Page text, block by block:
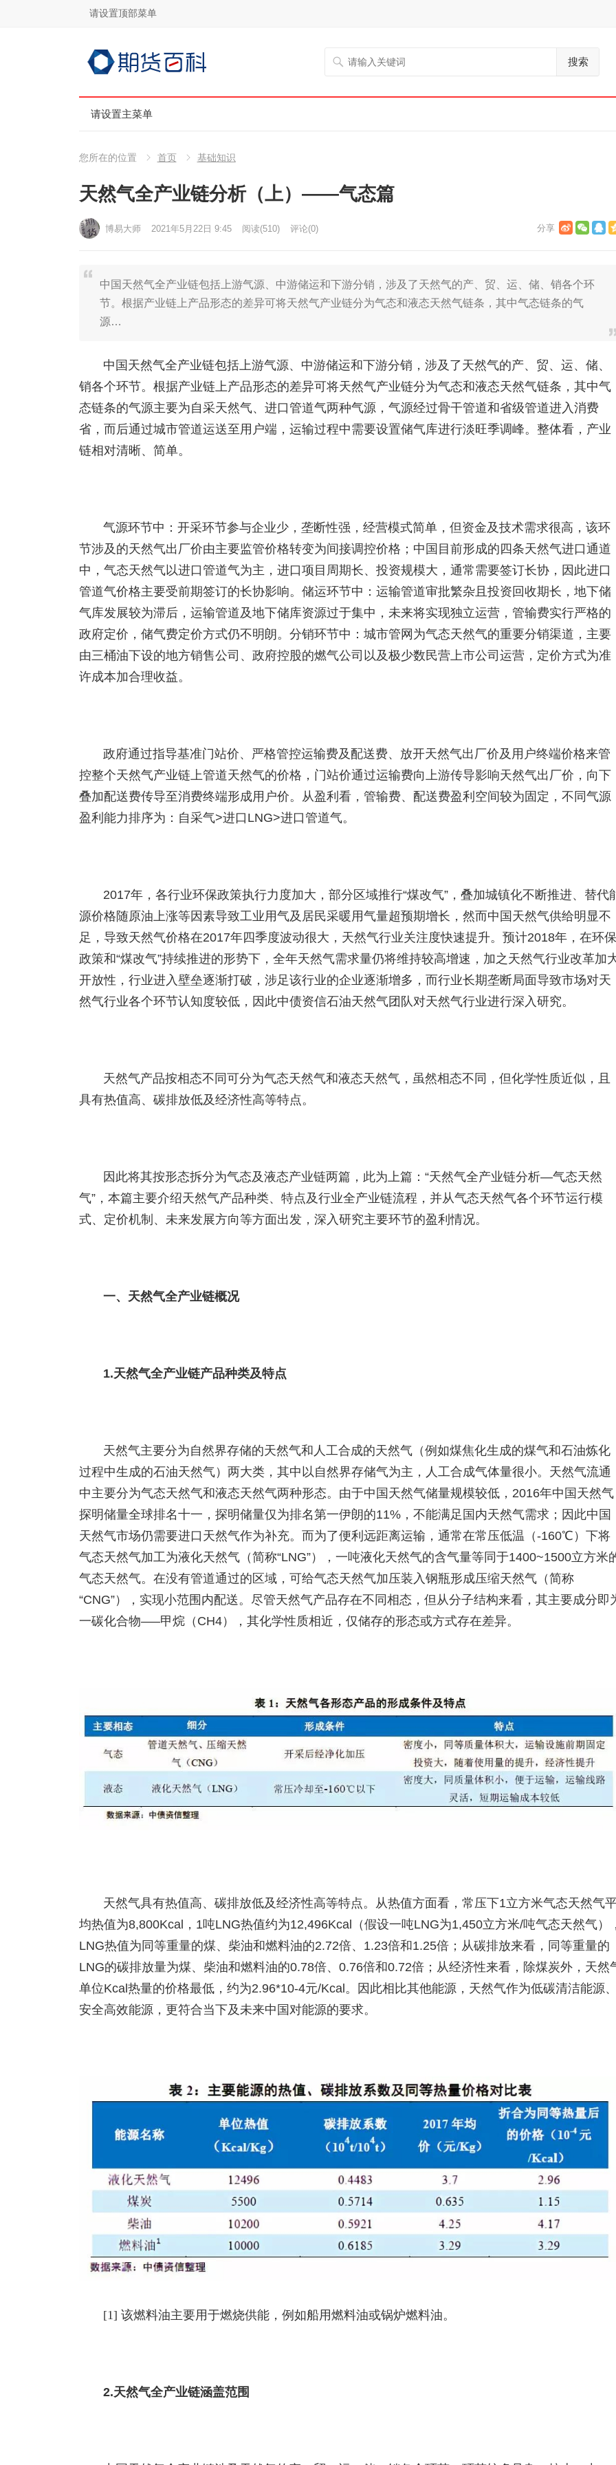
请设置顶部菜单
搜索
请设置主菜单
您所在的位置 首页 基础知识
天然气全产业链分析（上）——气态篇
博易大师 2021年5月22日 9:45 阅读(510) 评论(0)
中国天然气全产业链包括上游气源、中游储运和下游分销，涉及了天然气的产、贸、运、储、销各个环
节。根据产业链上产品形态的差异可将天然气产业链分为气态和液态天然气链条，其中气态链条的气
源…
中国天然气全产业链包括上游气源、中游储运和下游分销，涉及了天然气的产、贸、运、储、
销各个环节。根据产业链上产品形态的差异可将天然气产业链分为气态和液态天然气链条，其中气
态链条的气源主要为自采天然气、进口管道气两种气源，气源经过骨干管道和省级管道进入消费
省，而后通过城市管道运送至用户端，运输过程中需要设置储气库进行淡旺季调峰。整体看，产业
链相对清晰、简单。
气源环节中：开采环节参与企业少，垄断性强，经营模式简单，但资金及技术需求很高，该环
节涉及的天然气出厂价由主要监管价格转变为间接调控价格；中国目前形成的四条天然气进口通道
中，气态天然气以进口管道气为主，进口项目周期长、投资规模大，通常需要签订长协，因此进口
管道气价格主要受前期签订的长协影响。储运环节中：运输管道审批繁杂且投资回收期长，地下储
气库发展较为滞后，运输管道及地下储库资源过于集中，未来将实现独立运营，管输费实行严格的
政府定价，储气费定价方式仍不明朗。分销环节中：城市管网为气态天然气的重要分销渠道，主要
由三桶油下设的地方销售公司、政府控股的燃气公司以及极少数民营上市公司运营，定价方式为准
许成本加合理收益。
政府通过指导基准门站价、严格管控运输费及配送费、放开天然气出厂价及用户终端价格来管
控整个天然气产业链上管道天然气的价格，门站价通过运输费向上游传导影响天然气出厂价，向下
叠加配送费传导至消费终端形成用户价。从盈利看，管输费、配送费盈利空间较为固定，不同气源
盈利能力排序为：自采气>进口LNG>进口管道气。
2017年，各行业环保政策执行力度加大，部分区域推行“煤改气”，叠加城镇化不断推进、替代
源价格随原油上涨等因素导致工业用气及居民采暖用气量超预期增长，然而中国天然气供给明显不
足，导致天然气价格在2017年四季度波动很大，天然气行业关注度快速提升。预计2018年，在环保
政策和“煤改气”持续推进的形势下，全年天然气需求量仍将维持较高增速，加之天然气行业改革加
开放性，行业进入壁垒逐渐打破，涉足该行业的企业逐渐增多，而行业长期垄断局面导致市场对天
然气行业各个环节认知度较低，因此中债资信石油天然气团队对天然气行业进行深入研究。
天然气产品按相态不同可分为气态天然气和液态天然气，虽然相态不同，但化学性质近似，且
具有热值高、碳排放低及经济性高等特点。
因此将其按形态拆分为气态及液态产业链两篇，此为上篇：“天然气全产业链分析—气态天然
气”，本篇主要介绍天然气产品种类、特点及行业全产业链流程，并从气态天然气各个环节运行模
式、定价机制、未来发展方向等方面出发，深入研究主要环节的盈利情况。
一、天然气全产业链概况
1.天然气全产业链产品种类及特点
天然气主要分为自然界存储的天然气和人工合成的天然气（例如煤焦化生成的煤气和石油炼化
过程中生成的石油天然气）两大类，其中以自然界存储气为主，人工合成气体量很小。天然气流通
中主要分为气态天然气和液态天然气两种形态。由于中国天然气储量规模较低，2016年中国天然气
探明储量全球排名十一，探明储量仅为排名第一伊朗的11%，不能满足国内天然气需求；因此中国
天然气市场仍需要进口天然气作为补充。而为了便利远距离运输，通常在常压低温（-160℃）下将
气态天然气加工为液化天然气（简称“LNG”），一吨液化天然气的含气量等同于1400~1500立方米
气态天然气。在没有管道通过的区域，可给气态天然气加压装入钢瓶形成压缩天然气（简称
“CNG”），实现小范围内配送。尽管天然气产品存在不同相态，但从分子结构来看，其主要成分即
一碳化合物—–甲烷（CH4），其化学性质相近，仅储存的形态或方式存在差异。
天然气具有热值高、碳排放低及经济性高等特点。从热值方面看，常压下1立方米气态天然气
均热值为8,800Kcal，1吨LNG热值约为12,496Kcal（假设一吨LNG为1,450立方米/吨气态天然气）
LNG热值为同等重量的煤、柴油和燃料油的2.72倍、1.23倍和1.25倍；从碳排放来看，同等重量的
LNG的碳排放量为煤、柴油和燃料油的0.78倍、0.76倍和0.72倍；从经济性来看，除煤炭外，天然
单位Kcal热量的价格最低，约为2.96*10-4元/Kcal。因此相比其他能源，天然气作为低碳清洁能源
安全高效能源，更符合当下及未来中国对能源的要求。
[1] 该燃料油主要用于燃烧供能，例如船用燃料油或锅炉燃料油。
2.天然气全产业链涵盖范围